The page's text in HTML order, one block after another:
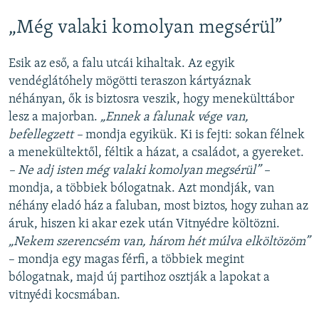
„Még valaki komolyan megsérül”
Esik az eső, a falu utcái kihaltak. Az egyik
vendéglátóhely mögötti teraszon kártyáznak
néhányan, ők is biztosra veszik, hogy menekülttábor
lesz a majorban. „Ennek a falunak vége van,
befellegzett – mondja egyikük. Ki is fejti: sokan félnek
a menekültektől, féltik a házat, a családot, a gyereket.
– Ne adj isten még valaki komolyan megsérül” –
mondja, a többiek bólogatnak. Azt mondják, van
néhány eladó ház a faluban, most biztos, hogy zuhan az
áruk, hiszen ki akar ezek után Vitnyédre költözni.
„Nekem szerencsém van, három hét múlva elköltözöm”
– mondja egy magas férfi, a többiek megint
bólogatnak, majd új partihoz osztják a lapokat a
vitnyédi kocsmában.